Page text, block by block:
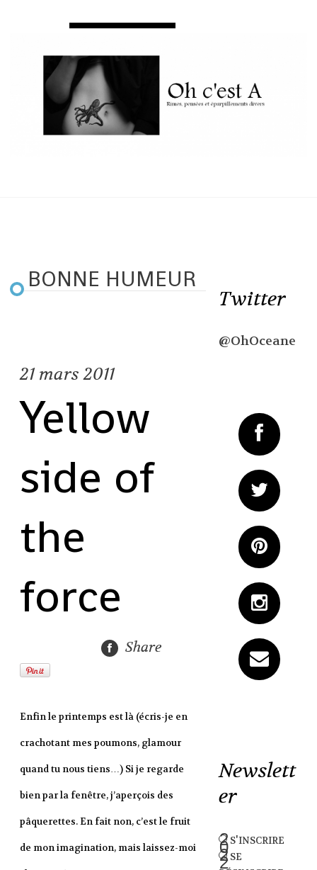
BONNE HUMEUR
21 mars 2011
Yellow
side of
the
force
Share
Enfin le printemps est là (écris-je en
crachotant mes poumons, glamour
quand tu nous tiens…) Si je regarde
bien par la fenêtre, j’aperçois des
pâquerettes. En fait non, c’est le fruit
de mon imagination, mais laissez-moi
Twitter
@OhOceane
Newslett
er
s'inscrire
se